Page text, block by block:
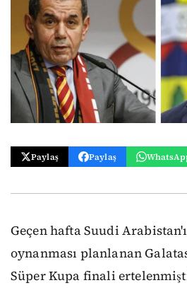
Paylaş Paylaş
Geçen hafta Suudi
oynanması planlanan
Süper Kupa finali